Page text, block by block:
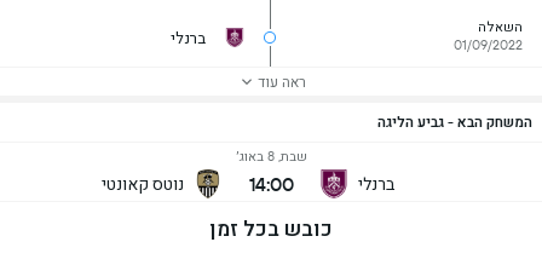
המשחק הבא - גביע הליגה
ברנלי
שבת, 8 באוג׳
14:00 נוטס קאונטי
כובש בכל זמן
השאלה
01/09/2022
ברנלי
ראה עוד